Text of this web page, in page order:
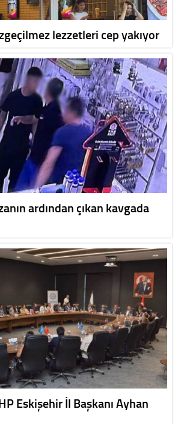
lezzetleri cep yakıyor
ardından çıkan kavgada
Eskişehir İl Başkanı Ayhan